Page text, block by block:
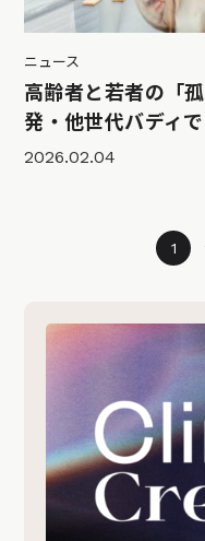
ニュース
高齢者と若者の「
発・他世代バディ
2026.02.04
1